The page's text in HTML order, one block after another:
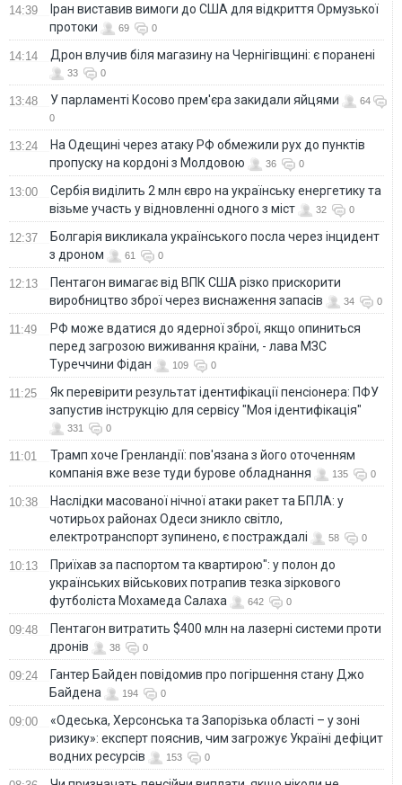
14:39
Іран виставив вимоги до США для відкриття Ормузької
протоки
69 0
14:14 Дрон влучив біля магазину на Чернігівщині: є поранені
33 0
13:48 У парламенті Косово прем'єра закидали яйцями
64
0
13:24
На Одещині через атаку РФ обмежили рух до пунктів
пропуску на кордоні з Молдовою
36 0
13:00
Сербія виділить 2 млн євро на українську енергетику та
візьме участь у відновленні одного з міст
32 0
12:37
Болгарія викликала українського посла через інцидент
з дроном
61 0
12:13
Пентагон вимагає від ВПК США різко прискорити
виробництво зброї через виснаження запасів
34 0
11:49
РФ може вдатися до ядерної зброї, якщо опиниться
перед загрозою виживання країни, - лава МЗС
Туреччини Фідан
109 0
11:25
Як перевірити результат ідентифікації пенсіонера: ПФУ
запустив інструкцію для сервісу "Моя ідентифікація"
331 0
11:01
Трамп хоче Гренландії: пов'язана з його оточенням
компанія вже везе туди бурове обладнання
135 0
10:38
Наслідки масованої нічної атаки ракет та БПЛА: у
чотирьох районах Одеси зникло світло,
електротранспорт зупинено, є постраждалі
58 0
10:13
Приїхав за паспортом та квартирою": у полон до
українських військових потрапив тезка зіркового
футболіста Мохамеда Салаха
642 0
09:48
Пентагон витратить $400 млн на лазерні системи проти
дронів
38 0
09:24
Гантер Байден повідомив про погіршення стану Джо
Байдена
194 0
09:00
«Одеська, Херсонська та Запорізька області – у зоні
ризику»: експерт пояснив, чим загрожує Україні дефіцит
водних ресурсів
153 0